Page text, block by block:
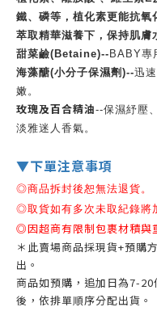
鐵、磷等，植化素更能抗氧
萃取精華滋養下，保持肌膚
甜菜鹼(Betaine)-- BABY專
海藻醣(小分子保濕劑)--迅
嫩。
玫瑰及百合精油--保濕紓壓
淡雅迷人香氣。
▼下單注意事項
◎商品拆封後恕無法退貨。
◎取貨如有多次未取紀錄將
◎因超商有限制包裹材積與
＊此賣場商品採現貨+預購
出。
商品如預購，追加日為7-
後，依排單順序分配出貨。